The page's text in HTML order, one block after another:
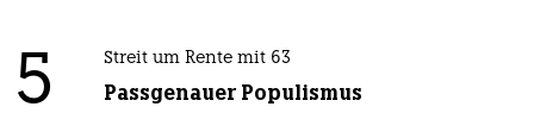
5 Streit um Rente mit 63
Passgenauer Populismus